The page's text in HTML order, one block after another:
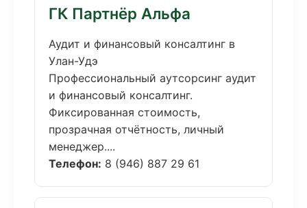
ГК Партнёр Альфа
Аудит и финансовый консалтинг в
Улан-Удэ
Профессиональный аутсорсинг аудит
и финансовый консалтинг.
Фиксированная стоимость,
прозрачная отчётность, личный
менеджер....
Телефон: 8 (946) 887 29 61